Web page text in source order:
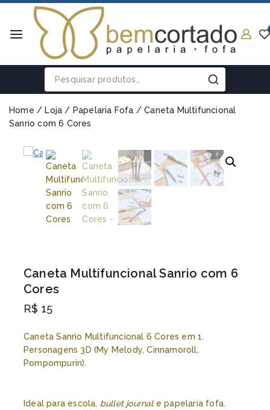
Home / Loja / Papelaria Fofa / Caneta Multifuncional
Sanrio com 6 Cores
Caneta Multifuncional Sanrio com 6
Cores
R$ 15
Caneta Sanrio Multifuncional 6 Cores em 1.
Personagens 3D (My Melody, Cinnamoroll,
Pompompurin).
Ideal para escola, bullet journale papelaria fofa.